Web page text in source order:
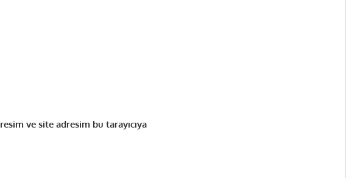
ve site adresim bu tarayıcıya